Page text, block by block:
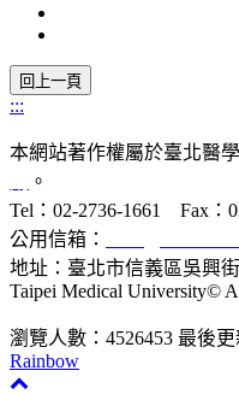
:::
本網站著作權屬於臺北醫
。
Tel：02-2736-1661 Fax：
公用信箱：
地址：臺北市信義區吳興
Taipei Medical University©
瀏覽人數：4526453 最後更
Rainbow